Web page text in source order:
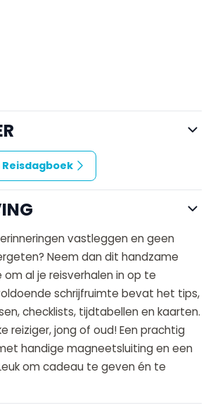
Reisdagboek
vastleggen en geen
Neem dan dit handzame
al je reisverhalen in op te
schrijfruimte bevat het tips,
checklists, tijdtabellen en kaarten.
reiziger, jong of oud! Een prachtig
handige magneetsluiting en een
om cadeau te geven én te